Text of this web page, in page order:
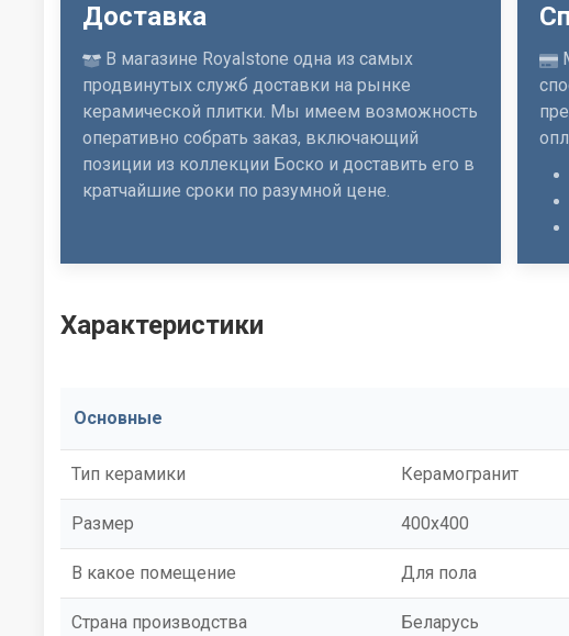
Доставка
В магазине Royalstone одна из самых
продвинутых служб доставки на рынке
керамической плитки. Мы имеем возможность
оперативно собрать заказ, включающий
позиции из коллекции Боско и доставить его в
кратчайшие сроки по разумной цене.
Характеристики
Основные
Тип керамики Керамогранит
Размер 400x400
В какое помещение Для пола
Страна производства Беларусь